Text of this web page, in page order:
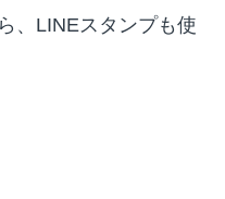
、LINEスタンプも使